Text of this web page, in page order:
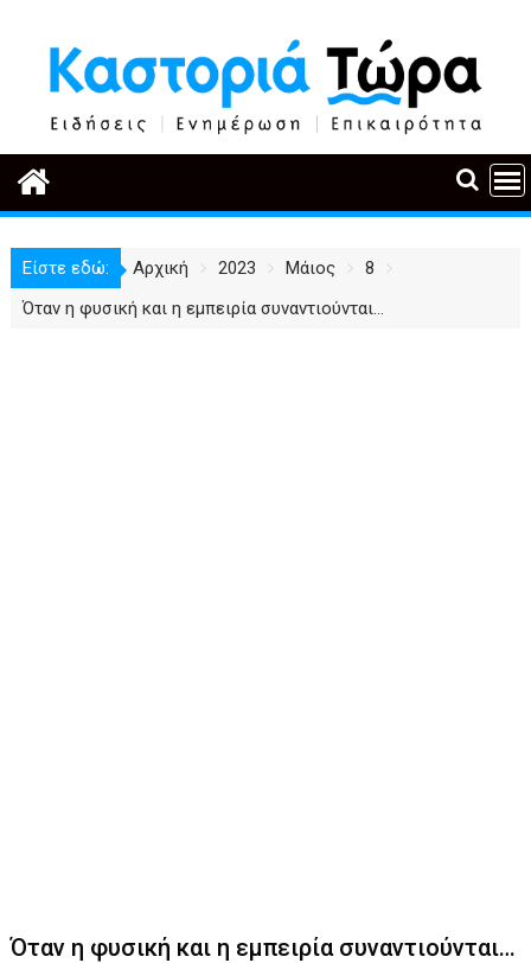
περιεχόμενο
Είστε εδώ: Αρχική 2023 Μάιος
8
Όταν η φυσική και η εμπειρία συναντιούνται…
Όταν η φυσική και η εμπειρία συναντιούνται…